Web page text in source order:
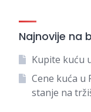
Najnovije na
Kupite kuću
Cene kuća u
stanje na